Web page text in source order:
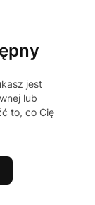
jest
lub
to, co Cię